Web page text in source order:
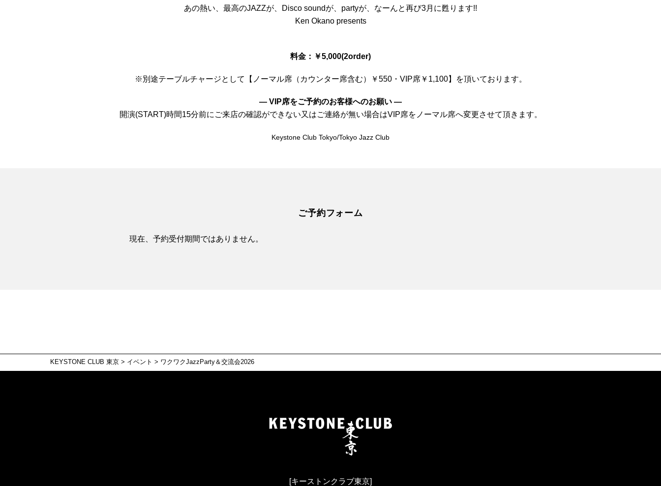
あの熱い、最高のJAZZが、Disco soundが、partyが、なーんと再び3月に甦ります!!
Ken Okano presents
料金：￥5,000(2order)
※別途テーブルチャージとして【ノーマル席（カウンター席含む）￥550・VIP席￥1,100】を頂いております。
— VIP席をご予約のお客様へのお願い —
開演(START)時間15分前にご来店の確認ができない又はご連絡が無い場合はVIP席をノーマル席へ変更させて頂きます。
Keystone Club Tokyo/Tokyo Jazz Club
ご予約フォーム
現在、予約受付期間ではありません。
KEYSTONE CLUB 東京 > イベント > ワクワクJazzParty＆交流会2026
[キーストンクラブ東京]